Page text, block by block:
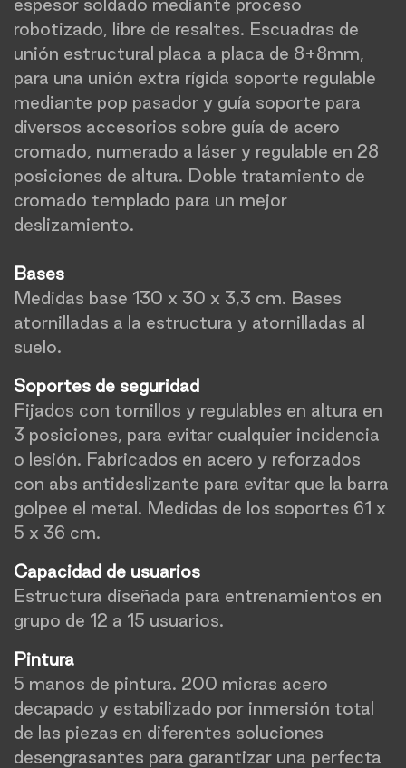
espesor soldado mediante proceso
robotizado, libre de resaltes. Escuadras de
unión estructural placa a placa de 8+8mm,
para una unión extra rígida soporte regulable
mediante pop pasador y guía soporte para
diversos accesorios sobre guía de acero
cromado, numerado a láser y regulable en 28
posiciones de altura. Doble tratamiento de
cromado templado para un mejor
deslizamiento.
Bases
Medidas base 130 x 30 x 3,3 cm. Bases
atornilladas a la estructura y atornilladas al
suelo.
Soportes de seguridad
Fijados con tornillos y regulables en altura en
3 posiciones, para evitar cualquier incidencia
o lesión. Fabricados en acero y reforzados
con abs antideslizante para evitar que la barra
golpee el metal. Medidas de los soportes 61 x
5 x 36 cm.
Capacidad de usuarios
Estructura diseñada para entrenamientos en
grupo de 12 a 15 usuarios.
Pintura
5 manos de pintura. 200 micras acero
decapado y estabilizado por inmersión total
de las piezas en diferentes soluciones
desengrasantes para garantizar una perfecta